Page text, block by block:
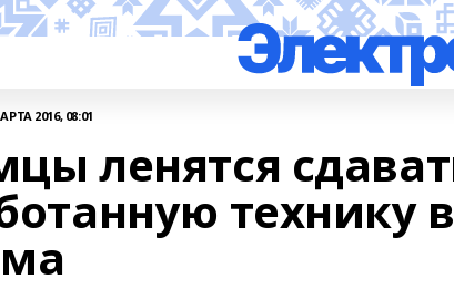
2016, 08:01
ленятся
технику